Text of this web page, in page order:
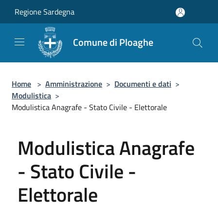
Regione Sardegna
Comune di Ploaghe
Home > Amministrazione > Documenti e dati >
Modulistica >
Modulistica Anagrafe - Stato Civile - Elettorale
Modulistica Anagrafe
- Stato Civile -
Elettorale